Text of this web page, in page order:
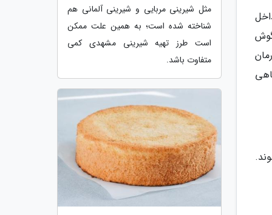
مثل شیرینی مربایی و شیرینی آلمانی هم
شناخته شده است؛ به همین علت ممکن
است طرز تهیه شیرینی مشهدی کمی
متفاوت باشد.